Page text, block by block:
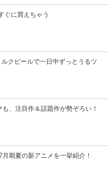
ぐに買えちゃう
クピールで一日中ずっとうるツ
、注目作＆話題作が勢ぞろい！
月期夏の新アニメを一挙紹介！